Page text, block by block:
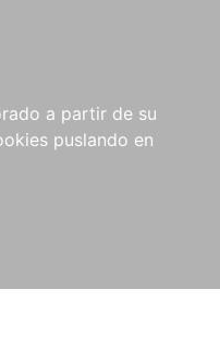
a partir de su
puslando en